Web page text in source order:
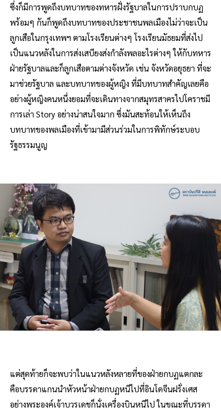
ซึ่งก็มีการพูดถึงบทบาทของทหารฝั่งรัฐบาลในการปราบกบฏ
พร้อมๆ กันก็พูดถึงบทบาทของประชาชนพลเมืองไม่ว่าจะเป็น
ลูกเสือในกรุงเทพฯ ตามโรงเรียนต่างๆ โรงเรียนมัธยมที่ส่งไป
เป็นแนวหลังในการส่งเสบียงส่งกำลังพลอะไรต่างๆ ให้กับทหาร
ฝ่ายรัฐบาลและก็ลูกเสือตามต่างจังหวัด เช่น จังหวัดอยุธยา ที่จะ
มาช่วยรัฐบาล และบทบาทของผู้หญิง ที่มีบทบาทสำคัญเลยคือ
อย่างผู้หญิงคนหนึ่งยอมที่จะเดินทางจากสมุทรสาครไปโคราชมี
การเล่า Story อย่างน่าสนใจมาก ซึ่งมันสะท้อนให้เห็นถึง
บทบาทของพลเมืองที่เข้ามามีส่วนร่วมในการพิทักษ์ระบอบ
รัฐธรรมนูญ
แต่สุดท้ายก็จะพบว่าในแนวหลังหลายที่ของฝ่ายกบฏแตกละ
คือบรรดาแกนนำหัวหน้าฝ่ายกบฏหนีไปที่อินโดจีนฝรั่งเศส
อย่างพระองค์เจ้าบวรเดชก็นั่งเครื่องบินหนีไป ในขณะที่บรรดา